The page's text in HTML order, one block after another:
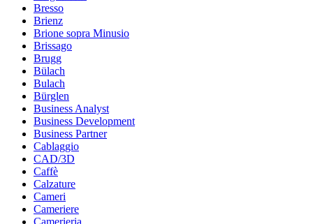
Bresso
Brienz
Brione sopra Minusio
Brissago
Brugg
Bülach
Bulach
Bürglen
Business Analyst
Business Development
Business Partner
Cablaggio
CAD/3D
Caffè
Calzature
Cameri
Cameriere